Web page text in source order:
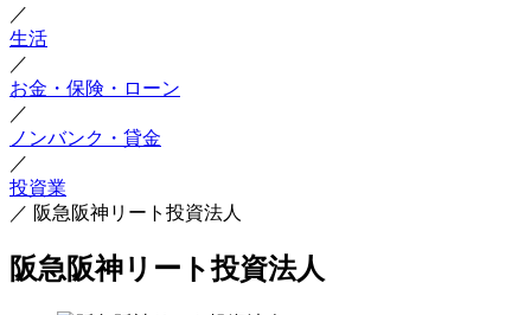
／
生活
／
お金・保険・ローン
／
ノンバンク・貸金
／
投資業
／ 阪急阪神リート投資法人
阪急阪神リート投資法人